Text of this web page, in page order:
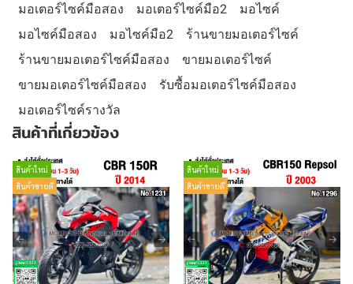
มอเตอร์ไซค์มือสอง
มอเตอร์ไซค์มือ2
มอไซค์
มอไซค์มือสอง
มอไซค์มือ2
ร้านขายมอเตอร์ไซค์
ร้านขายมอเตอร์ไซค์มือสอง
ขายมอเตอร์ไซค์
ขายมอเตอร์ไซค์มือสอง
รับซื้อมอเตอร์ไซค์มือสอง
มอเตอร์ไซค์รางวัล
สินค้าที่เกี่ยวข้อง
สินค้าใหม่
สินค้าขายดี
สินค้าใหม่
สินค้าขายดี